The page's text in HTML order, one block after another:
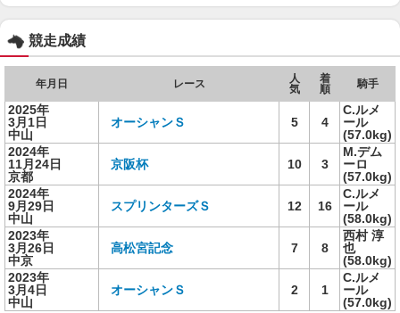
競走成績
年月日 レース
人
気
着
順
騎手
2025年
3月1日
中山
オーシャンＳ 5 4
C.ルメ
ール
(57.0kg)
2024年
11月24日
京都
京阪杯 10 3
M.デム
ーロ
(57.0kg)
2024年
9月29日
中山
スプリンターズＳ 12 16
C.ルメ
ール
(58.0kg)
2023年
3月26日
中京
高松宮記念 7 8
西村 淳
也
(58.0kg)
2023年
3月4日
中山
オーシャンＳ 2 1
C.ルメ
ール
(57.0kg)